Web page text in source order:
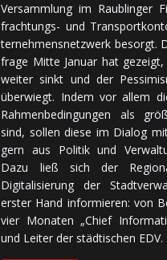
Ver­samm­lung im Raublinger
frach­tungs- und
ter­neh­mens­netz­werk be­sorgt.
fra­ge Mitte Ja­nu­ar hat
weiter sinkt und der
über­wiegt. In­dem vor allem
Rah­men­be­din­gun­gen als
sind, sollen diese im Dialog
gern aus Politik und
Dazu ließ sich der
Digitalisierung der
erster Hand in­for­mie­ren: von
vier Monaten „Chief
und Leiter der städtischen EDV.